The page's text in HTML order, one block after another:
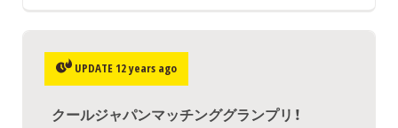
UPDATE 12 years ago
クールジャパンマッチンググランプリ！